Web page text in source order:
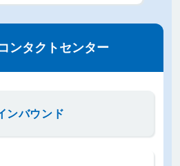
ンタクトセンター
ンバウンド